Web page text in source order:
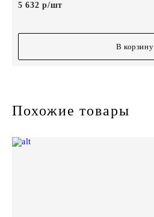
5 632 р/шт
В корзину
Похожие товары